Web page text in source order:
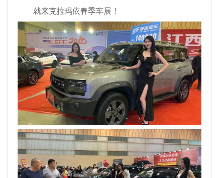
就来克拉玛依春季车展！